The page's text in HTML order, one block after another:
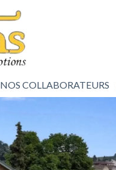
NOS COLLABORATEURS